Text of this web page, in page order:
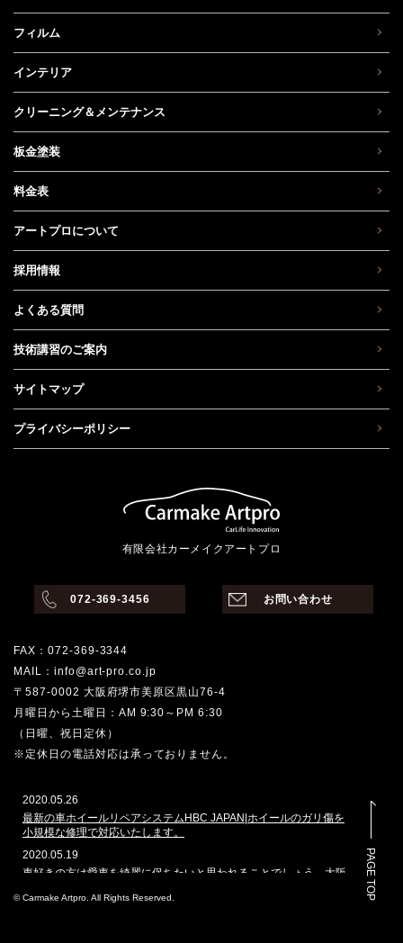
フィルム
インテリア
クリーニング＆メンテナンス
板金塗装
料金表
アートプロについて
採用情報
よくある質問
技術講習のご案内
サイトマップ
プライバシーポリシー
有限会社カーメイクアートプロ
072-369-3456 お問い合わせ
FAX：072-369-3344
MAIL：info@art-pro.co.jp
〒587-0002 大阪府堺市美原区黒山76-4
月曜日から土曜日：AM 9:30～PM 6:30
（日曜、祝日定休）
※定休日の電話対応は承っておりません。
2020.05.26
最新の車ホイールリペアシステムHBC JAPAN|ホイールのガリ傷を
小規模な修理で対応いたします。
2020.05.19
車好きの方は愛車を綺麗に保ちたいと思われることでしょう。大阪
ートプロは、ガラスコーティングや車磨きのプロショップとして、
PAGE TOP
© Carmake Artpro. All Rights Reserved.